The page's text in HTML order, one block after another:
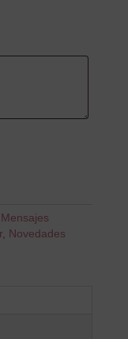
Mensajes
, Novedades